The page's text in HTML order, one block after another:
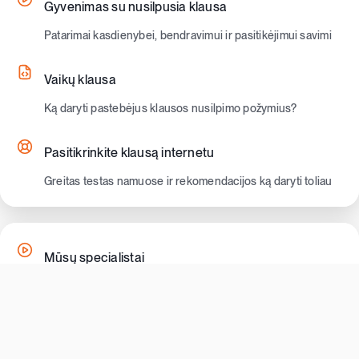
Gyvenimas su nusilpusia klausa
Patarimai kasdienybei, bendravimui ir pasitikėjimui savimi
Vaikų klausa
Ką daryti pastebėjus klausos nusilpimo požymius?
Pasitikrinkite klausą internetu
Greitas testas namuose ir rekomendacijos ką daryti toliau
Mūsų specialistai